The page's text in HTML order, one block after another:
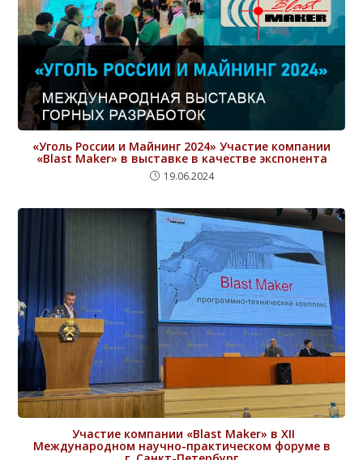
«Уголь России и Майнинг 2024» Участие компании
«Blast Maker» в выставке в качестве экспонента
19.06.2024
Участие компании «Blast Maker» в XII
Международном научно-практическом форуме в